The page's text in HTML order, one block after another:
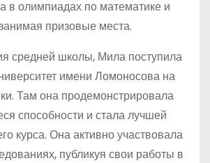
в олимпиадах по математике и
призовые места.
средней школы, Мила поступила
имени Ломоносова на
Там она продемонстрировала
способности и стала лучшей
курса. Она активно участвовала
публикуя свои работы в